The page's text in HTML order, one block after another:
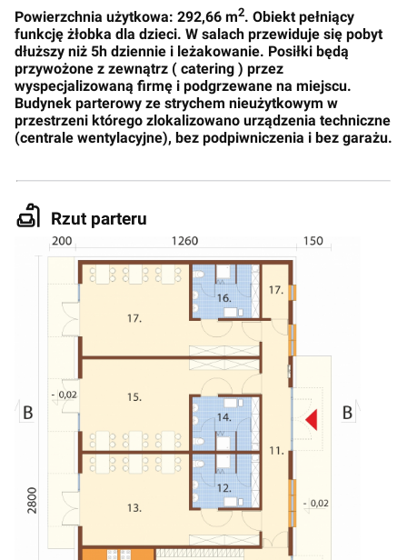
Powierzchnia użytkowa: 292,66 m2. Obiekt pełniący
funkcję żłobka dla dzieci. W salach przewiduje się pobyt
dłuższy niż 5h dziennie i leżakowanie. Posiłki będą
przywożone z zewnątrz ( catering ) przez
wyspecjalizowaną firmę i podgrzewane na miejscu.
Budynek parterowy ze strychem nieużytkowym w
przestrzeni którego zlokalizowano urządzenia techniczne
(centrale wentylacyjne), bez podpiwniczenia i bez garażu.
Rzut parteru